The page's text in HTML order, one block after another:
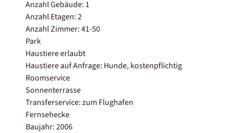
Anzahl Gebäude: 1
Anzahl Etagen: 2
Anzahl Zimmer: 41-50
Park
Haustiere erlaubt
Haustiere auf Anfrage: Hunde, kostenpflichtig
Roomservice
Sonnenterrasse
Transferservice: zum Flughafen
Fernsehecke
Baujahr: 2006